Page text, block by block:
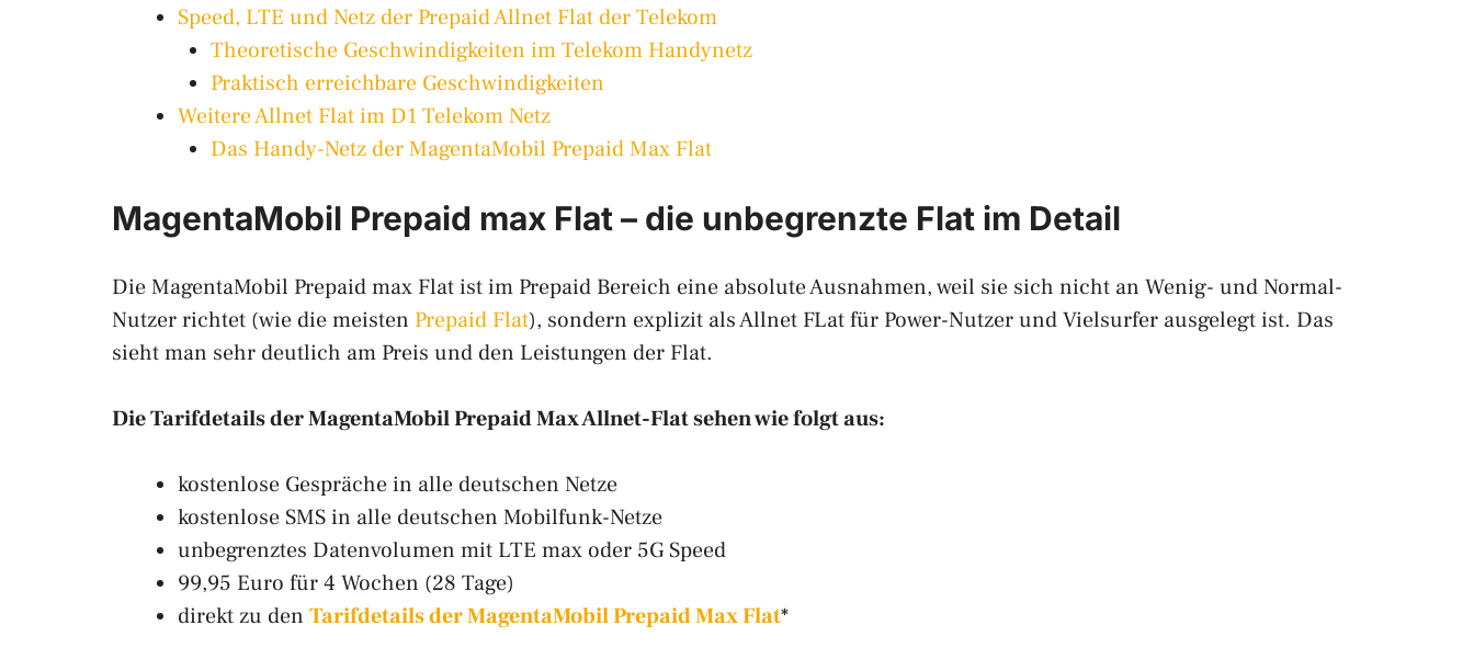
Speed, LTE und Netz der Prepaid Allnet Flat der Telekom
Theoretische Geschwindigkeiten im Telekom Handynetz
Praktisch erreichbare Geschwindigkeiten
Weitere Allnet Flat im D1 Telekom Netz
Das Handy-Netz der MagentaMobil Prepaid Max Flat
MagentaMobil Prepaid max Flat – die unbegrenzte Flat im Detail
Die MagentaMobil Prepaid max Flat ist im Prepaid Bereich eine absolute Ausnahmen, weil sie sich nicht an Wenig- und Normal-
Nutzer richtet (wie die meisten Prepaid Flat), sondern explizit als Allnet FLat für Power-Nutzer und Vielsurfer ausgelegt ist. Das
sieht man sehr deutlich am Preis und den Leistungen der Flat.
Die Tarifdetails der MagentaMobil Prepaid Max Allnet-Flat sehen wie folgt aus:
kostenlose Gespräche in alle deutschen Netze
kostenlose SMS in alle deutschen Mobilfunk-Netze
unbegrenztes Datenvolumen mit LTE max oder 5G Speed
99,95 Euro für 4 Wochen (28 Tage)
direkt zu den Tarifdetails der MagentaMobil Prepaid Max Flat*